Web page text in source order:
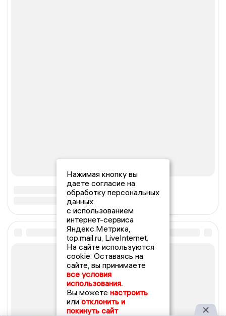
Нажимая кнопку вы
даете согласие на
обработку персональных
данных
с использованием
интернет-сервиса
Яндекс.Метрика,
top.mail.ru, LiveInternet.
На сайте используются
cookie. Оставаясь на
сайте, вы принимаете
все условия
использования.
Вы можете настроить
или отклонить и
покинуть сайт